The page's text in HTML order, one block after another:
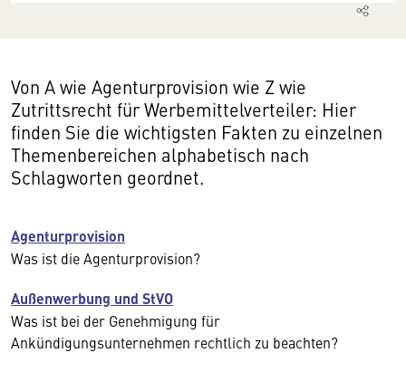
Von A wie Agenturprovision wie Z wie
Zutrittsrecht für Werbemittelverteiler: Hier
finden Sie die wichtigsten Fakten zu einzelnen
Themenbereichen alphabetisch nach
Schlagworten geordnet.
Agenturprovision
Was ist die Agenturprovision?
Außenwerbung und StVO
Was ist bei der Genehmigung für
Ankündigungsunternehmen rechtlich zu beachten?